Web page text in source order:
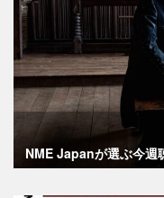
NME Japanが選ぶ今週